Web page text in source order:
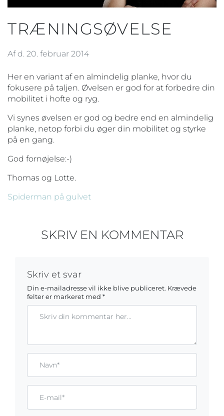
TRÆNINGSØVELSE
Af d. 20. februar 2014
Her en variant af en almindelig planke, hvor du
fokusere på taljen. Øvelsen er god for at forbedre din
mobilitet i hofte og ryg.
Vi synes øvelsen er god og bedre end en almindelig
planke, netop forbi du øger din mobilitet og styrke
på en gang.
God fornøjelse:-)
Thomas og Lotte.
Spiderman på gulvet
SKRIV EN KOMMENTAR
Skriv et svar
Din e-mailadresse vil ikke blive publiceret. Krævede
felter er markeret med *